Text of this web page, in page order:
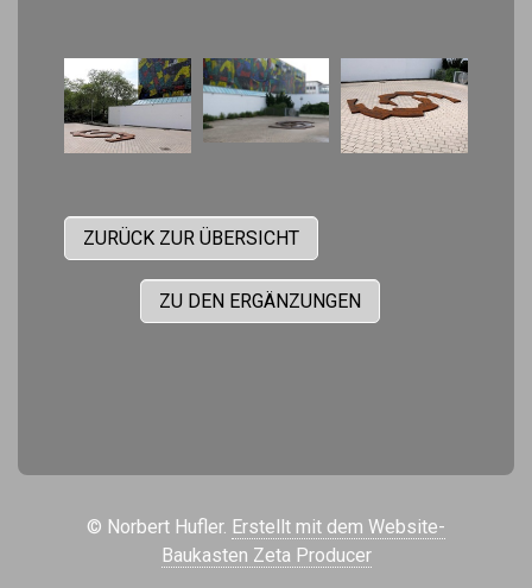
ZURÜCK ZUR ÜBERSICHT
ZU DEN ERGÄNZUNGEN
© Norbert Hufler. Erstellt mit dem Website-
Baukasten Zeta Producer